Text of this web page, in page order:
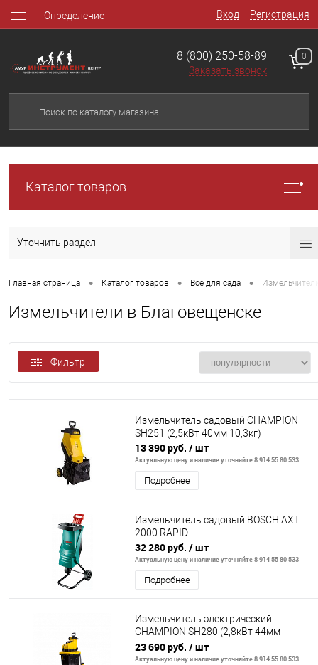
Вход Регистрация
Определение
8 (800) 250-58-89
Заказать звонок
0
Каталог товаров
Уточнить раздел
Главная страница • Каталог товаров • Все для сада •
Измельчители в Благовещенске
Фильтр
Измельчитель садовый CHAMPION
SH251 (2,5кВт 40мм 10,3кг)
13 390 руб. / шт
Актуальную цену и наличие уточняйте 8 914 55 80 533
Подробнее
Измельчитель садовый BOSCH AXT
2000 RAPID
32 280 руб. / шт
Актуальную цену и наличие уточняйте 8 914 55 80 533
Подробнее
Измельчитель электрический
CHAMPION SH280 (2,8кВт 44мм
20,5кг 53л)
23 690 руб. / шт
Актуальную цену и наличие уточняйте 8 914 55 80 533